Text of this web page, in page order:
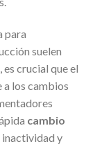
para
suelen
crucial que el
a los cambios
cambio
inactividad y